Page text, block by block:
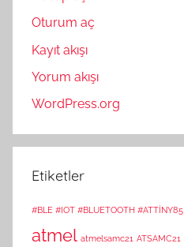
Oturum aç
Kayıt akışı
Yorum akışı
WordPress.org
Etiketler
#BLE #IOT #BLUETOOTH #ATTİNY85
atmel atmelsamc21 ATSAMC21